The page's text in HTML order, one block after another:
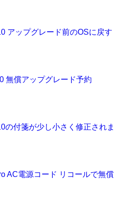
アップグレード前のOSに戻す
無償アップグレード予約
の付箋が少し小さく修正されま
AC電源コード リコールで無償